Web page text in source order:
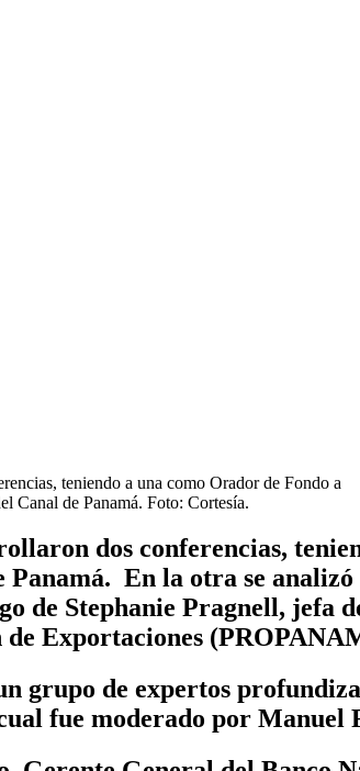
teniendo a una como Orador de Fondo a
Canal de Panamá. Foto: Cortesía.
dos conferencias,
Panamá. En la otra se
de Stephanie Pragnell,
Exportaciones
grupo de expertos
fue moderado por